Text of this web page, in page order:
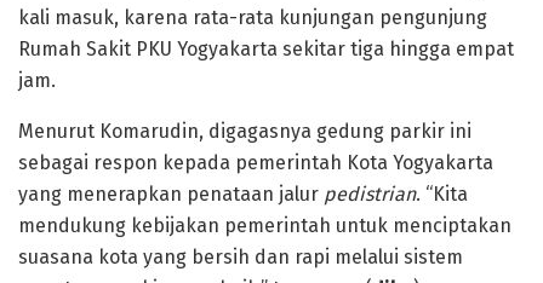
kali masuk, karena rata-rata kunjungan pengunjung
Rumah Sakit PKU Yogyakarta sekitar tiga hingga empat
jam.
Menurut Komarudin, digagasnya gedung parkir ini
sebagai respon kepada pemerintah Kota Yogyakarta
yang menerapkan penataan jalur pedistrian. “Kita
mendukung kebijakan pemerintah untuk menciptakan
suasana kota yang bersih dan rapi melalui sistem